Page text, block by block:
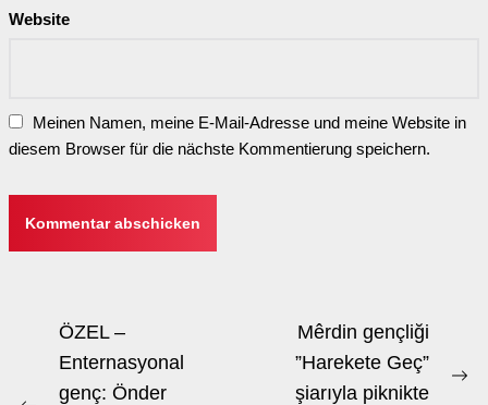
Website
Meinen Namen, meine E-Mail-Adresse und meine Website in
diesem Browser für die nächste Kommentierung speichern.
Beitrags-
Navigation
ÖZEL –
Enternasyonal
genç: Önder
Mêrdin gençliği
”Harekete Geç”
şiarıyla piknikte